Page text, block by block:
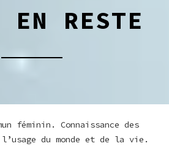
RESTE
féminin. Connaissance des
du monde et de la vie.